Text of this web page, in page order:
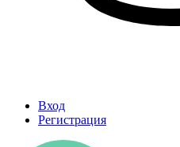
Вход
Регистрация